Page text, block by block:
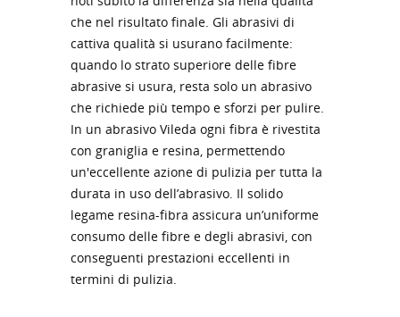
che nel risultato finale. Gli abrasivi di
cattiva qualità si usurano facilmente:
quando lo strato superiore delle fibre
abrasive si usura, resta solo un abrasivo
che richiede più tempo e sforzi per pulire.
In un abrasivo Vileda ogni fibra è rivestita
con graniglia e resina, permettendo
un'eccellente azione di pulizia per tutta la
durata in uso dell’abrasivo. Il solido
legame resina-fibra assicura un’uniforme
consumo delle fibre e degli abrasivi, con
conseguenti prestazioni eccellenti in
termini di pulizia.